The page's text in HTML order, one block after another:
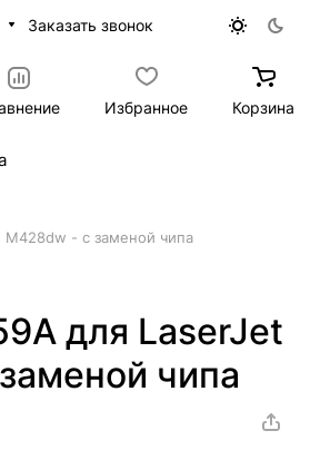
Заказать звонок
Избранное Корзина
M428dw - с заменой чипа
для LaserJet
чипа